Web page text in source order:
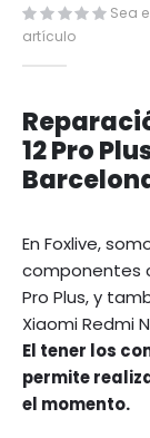
Sea
artículo
12 Pro
En Foxlive,
componentes
Pro Plus, y
Xiaomi Redmi
El tener los
permite
el momento.